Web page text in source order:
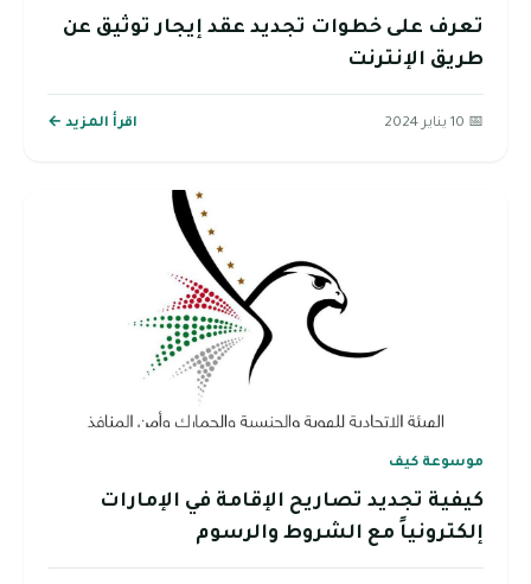
تعرف على خطوات تجديد عقد إيجار توثيق عن
طريق الإنترنت
📅 10 يناير 2024 اقرأ المزيد ←
موسوعة كيف
كيفية تجديد تصاريح الإقامة في الإمارات
إلكترونياً مع الشروط والرسوم